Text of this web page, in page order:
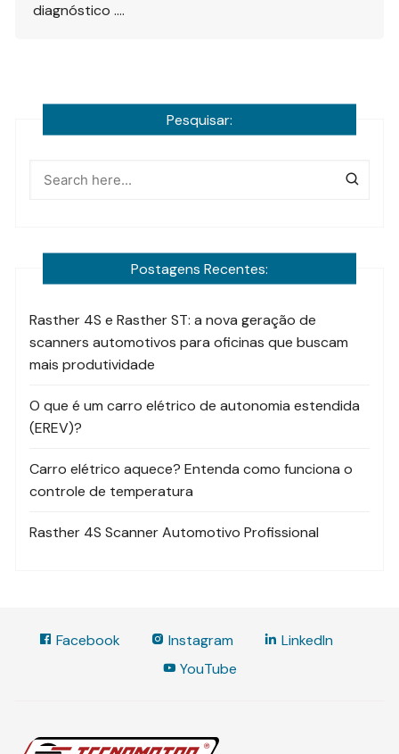
diagnóstico ….
Pesquisar:
Postagens Recentes:
Rasther 4S e Rasther ST: a nova geração de
scanners automotivos para oficinas que buscam
mais produtividade
O que é um carro elétrico de autonomia estendida
(EREV)?
Carro elétrico aquece? Entenda como funciona o
controle de temperatura
Rasther 4S Scanner Automotivo Profissional
Facebook Instagram
LinkedIn
YouTube